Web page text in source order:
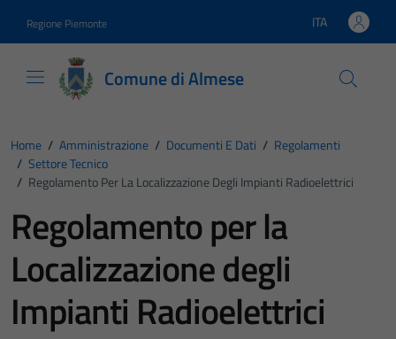
Regione Piemonte Lingua attiva:
ITA
Comune di Almese
Home / Amministrazione / Documenti E Dati / Regolamenti
/ Settore Tecnico
/ Regolamento Per La Localizzazione Degli Impianti Radioelettrici
Regolamento per la
Localizzazione degli
Impianti Radioelettrici